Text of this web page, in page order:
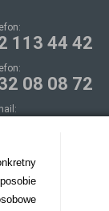
113 44 42
08 08 72